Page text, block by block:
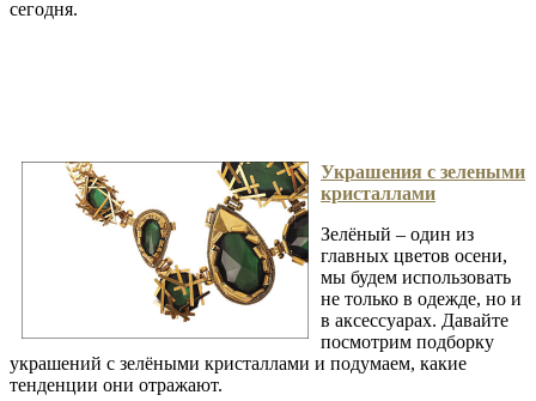
сегодня.
Украшения с зелеными
кристаллами
Зелёный – один из
главных цветов осени,
мы будем использовать
не только в одежде, но и
в аксессуарах. Давайте
посмотрим подборку
украшений с зелёными кристаллами и подумаем, какие
тенденции они отражают.